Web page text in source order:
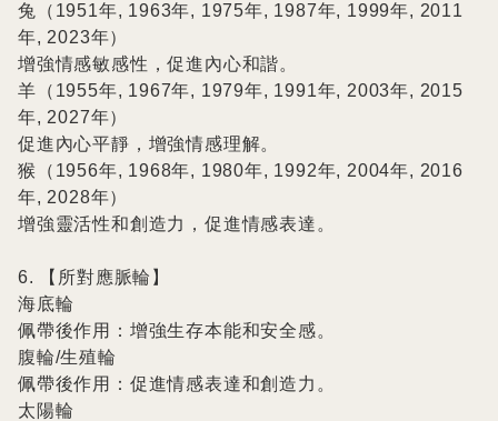
兔（1951年, 1963年, 1975年, 1987年, 1999年, 2011
年, 2023年）
增強情感敏感性，促進內心和諧。
羊（1955年, 1967年, 1979年, 1991年, 2003年, 2015
年, 2027年）
促進內心平靜，增強情感理解。
猴（1956年, 1968年, 1980年, 1992年, 2004年, 2016
年, 2028年）
增強靈活性和創造力，促進情感表達。
6. 【所對應脈輪】
海底輪
佩帶後作用：增強生存本能和安全感。
腹輪/生殖輪
佩帶後作用：促進情感表達和創造力。
太陽輪